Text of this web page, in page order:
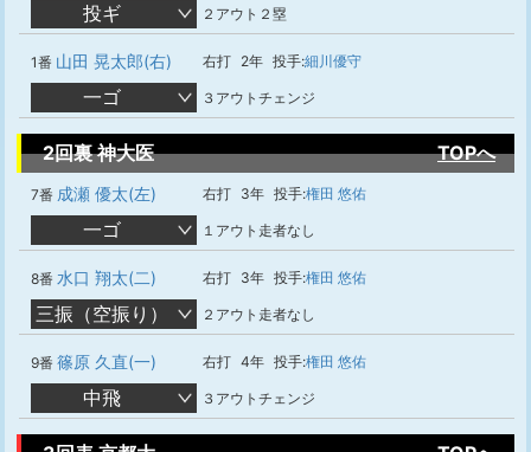
投ギ ２アウト２塁
1番 山田 晃太郎(右) 右打 2年 投手:細川優守
一ゴ ３アウトチェンジ
2回裏 神大医 TOPへ
7番 成瀬 優太(左) 右打 3年 投手:権田 悠佑
一ゴ １アウト走者なし
8番 水口 翔太(二) 右打 3年 投手:権田 悠佑
三振（空振り） ２アウト走者なし
9番 篠原 久直(一) 右打 4年 投手:権田 悠佑
中飛 ３アウトチェンジ